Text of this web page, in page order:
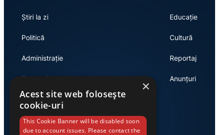
Știri la zi
Politică
Administrație
Economie
Educație
Cultură
Reportaj
Anunțuri
Link-uri utile
×
Acest site web folosește
cookie-uri
This Cookie Banner will be disabled soon
due to account issues. Please contact the